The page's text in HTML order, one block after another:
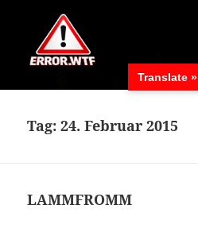
Tag:24. Februar 2015
LAMMFROMM
Translate »